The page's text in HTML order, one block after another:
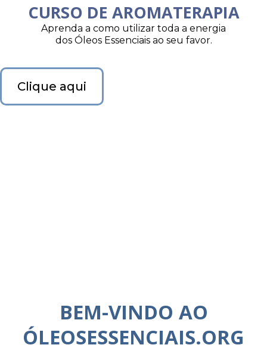
CURSO DE AROMATERAPIA
Aprenda a como utilizar toda a energia
dos Óleos Essenciais ao seu favor.
Clique aqui
BEM-VINDO AO
ÓLEOSESSENCIAIS.ORG